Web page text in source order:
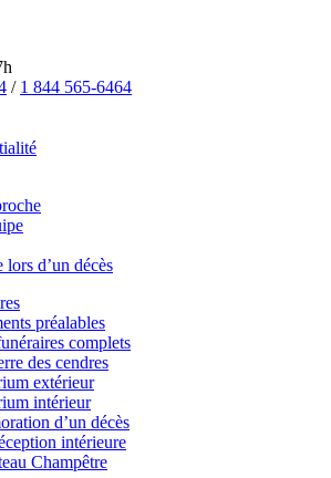
/ 1 844 565-6464
d’un décès
préalables
complets
des cendres
extérieur
intérieur
d’un décès
intérieure
Champêtre